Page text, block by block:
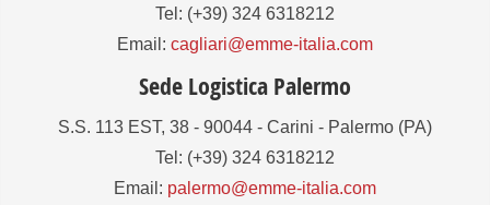
Tel: (+39) 324 6318212
Email: cagliari@emme-italia.com
Sede Logistica Palermo
S.S. 113 EST, 38 - 90044 - Carini - Palermo (PA)
Tel: (+39) 324 6318212
Email: palermo@emme-italia.com